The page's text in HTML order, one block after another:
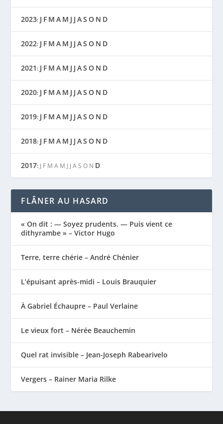
2023: J F M A M J J AS O N D
2022: J F M A M J J AS O N D
2021: J F M A M J J AS O N D
2020: J F M A M J J AS O N D
2019: J F M A M J J AS O N D
2018: J F M A M J J AS O N D
2017: J F M A M J J A S O N D
FLÂNER AU HASARD
« On dit : — Soyez prudents. — Puis vient ce
dithyrambe » – Victor Hugo
Terre, terre chérie – André Chénier
L’épuisant après-midi – Louis Brauquier
À Gabriel Échaupre – Paul Verlaine
Le vieux fort – Nérée Beauchemin
Quel rat invisible – Jean-Joseph Rabearivelo
Vergers – Rainer Maria Rilke